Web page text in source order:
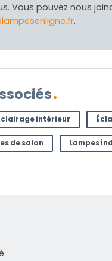
Vous pouvez nous
.
intérieur
de salon Lampes